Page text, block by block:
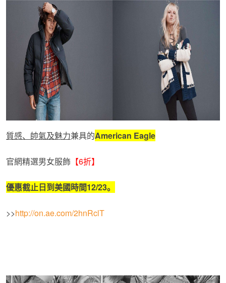
質感、帥氣及魅力兼具的American Eagle
官網精選男女服飾 【6折】
優惠截止日到美國時間12/23。
>>http://on.ae.com/2hnRclT